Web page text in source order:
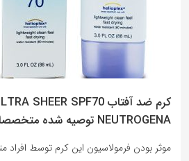
NEUTROGENA توصیه شده متخصصان پوست!
موثر بودن فرمولاسیون این کرم توسط